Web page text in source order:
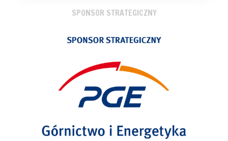
SPONSOR STRATEGICZNY